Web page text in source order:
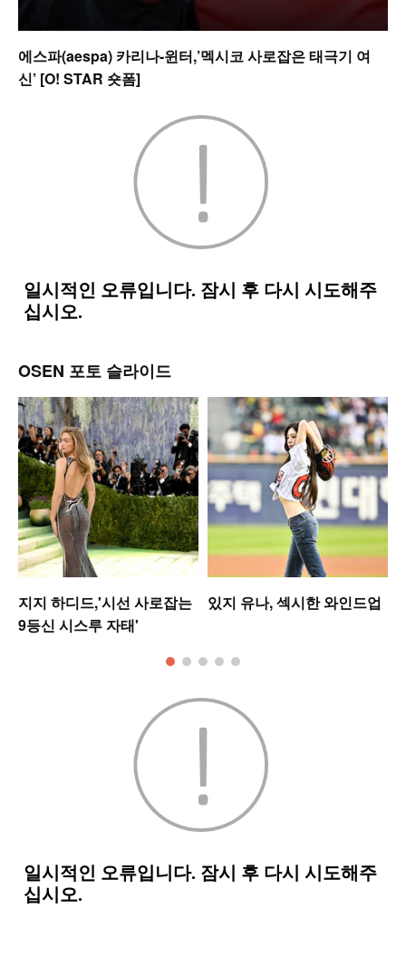
에스파(aespa) 카리나-윈터,’멕시코 사로잡은 태극기 여
신’ [O! STAR 숏폼]
OSEN 포토 슬라이드
지지 하디드,'시선 사로잡는
9등신 시스루 자태'
있지 유나, 섹시한 와인드업